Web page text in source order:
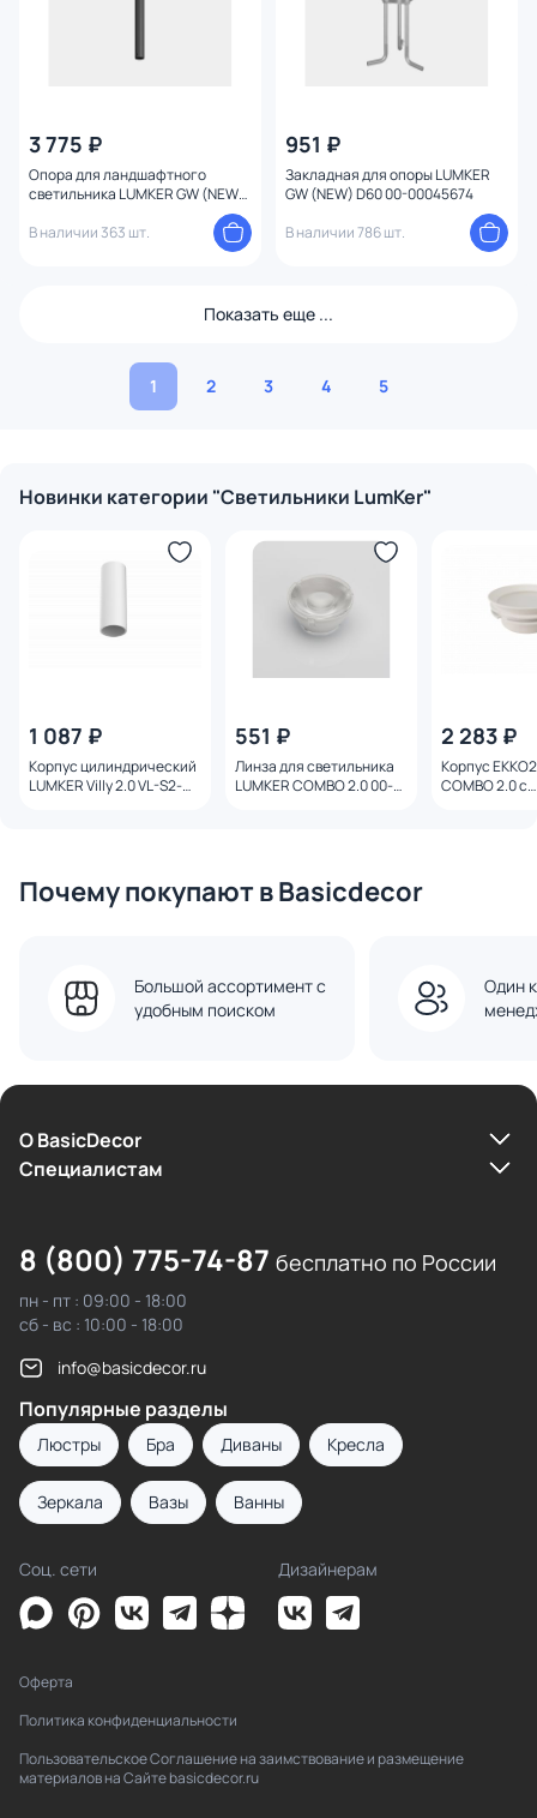
3 775 ₽
Опора для ландшафтного
светильника LUMKER GW (NEW)
В наличии 363 шт.
951 ₽
Закладная для опоры LUMKER
GW (NEW) D60 00-00045674
В наличии 786 шт.
Показать еще ...
1 2 3 4 5
Новинки категории "Светильники LumKer"
1 087 ₽
Корпус цилиндрический
LUMKER Villy 2.0 VL-S2-
551 ₽
Линза для светильника
LUMKER COMBO 2.0 00-
2 283 ₽
Корпус
COMBO 2.0 с
Почему покупают в Basicdecor
Большой ассортимент с
удобным поиском
Один
О BasicDecor
Cпециалистам
8 (800) 775-74-87 бесплатно по России
пн - пт : 09:00 - 18:00
сб - вс : 10:00 - 18:00
info@basicdecor.ru
Популярные разделы
Люстры Бра Диваны Кресла
Зеркала Вазы Ванны
Соц. сети Дизайнерам
Оферта
Политика конфиденциальности
Пользовательское Соглашение на заимствование и размещение
материалов на Сайте basicdecor.ru